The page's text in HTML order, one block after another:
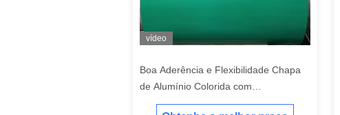
vídeo
Boa Aderência e Flexibilidade Chapa
de Alumínio Colorida com
Revestimento HDP